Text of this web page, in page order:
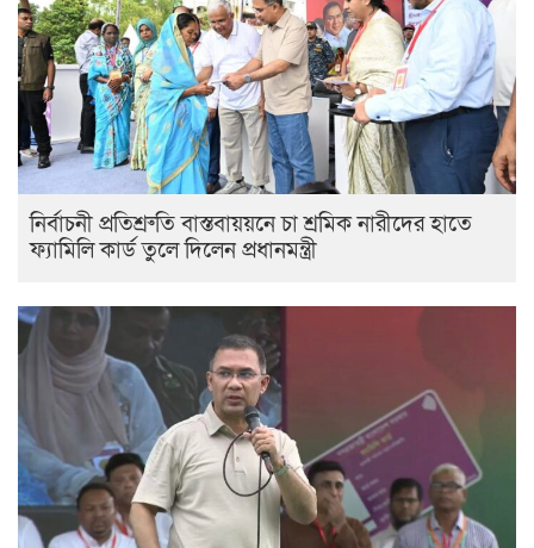
নির্বাচনী প্রতিশ্রুতি বাস্তবায়য়নে চা শ্রমিক নারীদের হাতে
ফ্যামিলি কার্ড তুলে দিলেন প্রধানমন্ত্রী